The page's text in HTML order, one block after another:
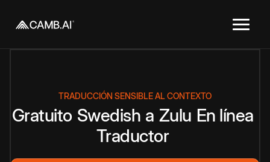
TRADUCCIÓN SENSIBLE AL CONTEXTO
Gratuito Swedish a Zulu En línea
Traductor